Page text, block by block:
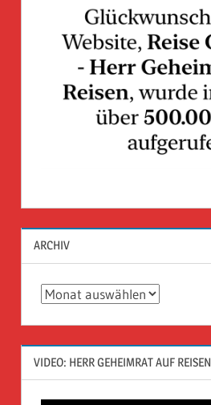
ARCHIV
Archiv
VIDEO: HERR GEHEIMRAT AUF REISEN